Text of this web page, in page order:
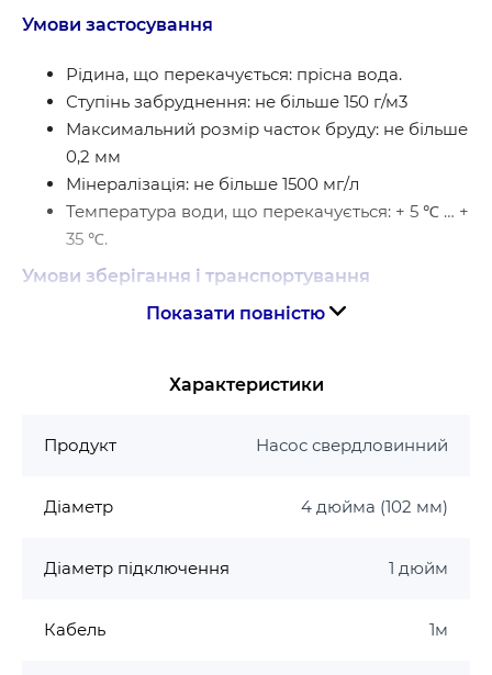
Умови застосування
Рідина, що перекачується: прісна вода.
Ступінь забруднення: не більше 150 г/м3
Максимальний розмір часток бруду: не більше
0,2 мм
Мінералізація: не більше 1500 мг/л
Температура води, що перекачується: + 5 ℃ … +
35 ℃.
Умови зберігання і транспортування
Вологість навколишнього повітря: <90%
при обертанні створює розрідження, відкидаючи
спрямовується новий потік води, виштовхуючи
наступне робоче колесо отримує потік під тиском
Показати повністю
Характеристики
Продукт Насос свердловинний
Діаметр 4 дюйма (102 мм)
Діаметр підключення 1 дюйм
Кабель 1м